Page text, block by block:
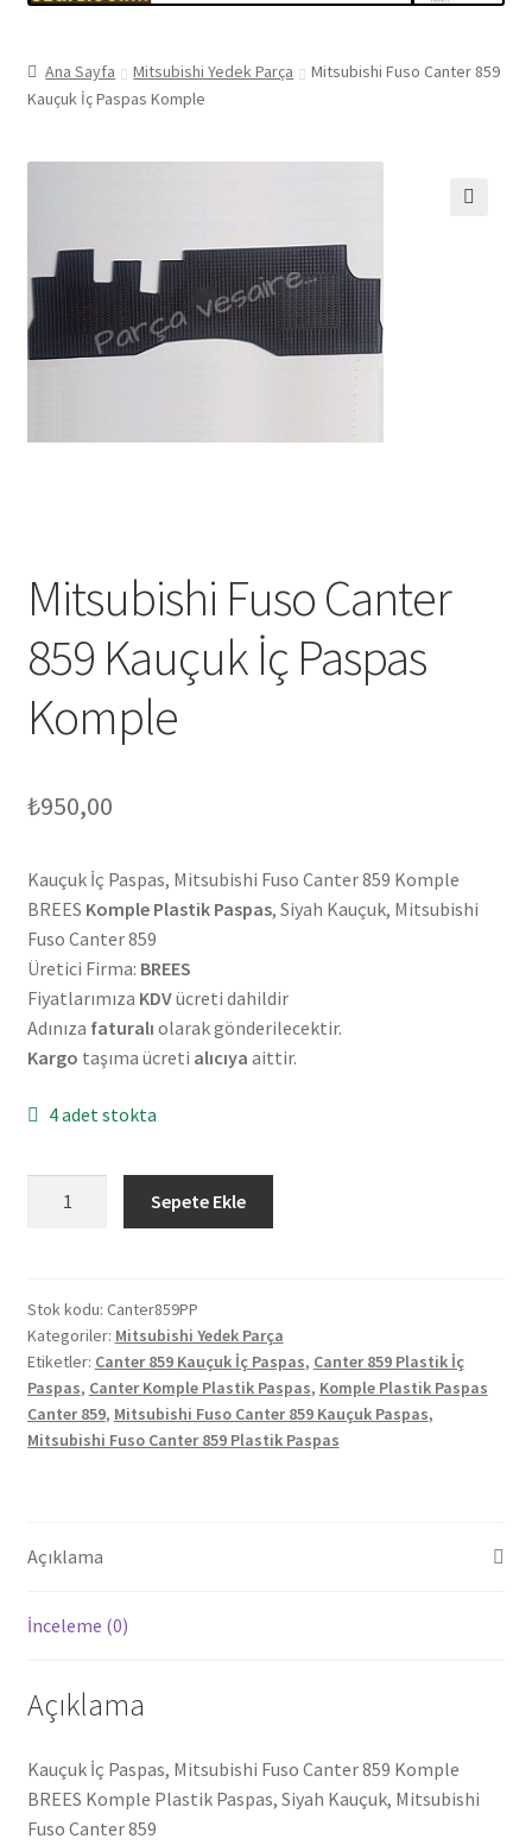
Ana Sayfa Mitsubishi Yedek Parça
Mitsubishi Fuso Canter 859
Kauçuk İç Paspas Komple
Mitsubishi Fuso Canter
859 Kauçuk İç Paspas
Komple
₺950,00
Kauçuk İç Paspas, Mitsubishi Fuso Canter 859 Komple
BREES Komple Plastik Paspas, Siyah Kauçuk, Mitsubishi
Fuso Canter 859
Üretici Firma: BREES
Fiyatlarımıza KDVücreti dahildir
Adınıza faturalı olarak gönderilecektir.
Kargo taşıma ücreti alıcıya aittir.
4 adet stokta
Kauçuk
İç
Paspas
Komple
adet
Sepete Ekle
Stok kodu: Canter859PP
Kategoriler: Mitsubishi Yedek Parça
Etiketler: Canter 859 Kauçuk İç Paspas, Canter 859 Plastik İç
Paspas, Canter Komple Plastik Paspas, Komple Plastik Paspas
Canter 859, Mitsubishi Fuso Canter 859 Kauçuk Paspas,
Mitsubishi Fuso Canter 859 Plastik Paspas
Açıklama
İnceleme (0)
Açıklama
Kauçuk İç Paspas, Mitsubishi Fuso Canter 859 Komple
BREES Komple Plastik Paspas, Siyah Kauçuk, Mitsubishi
Fuso Canter 859